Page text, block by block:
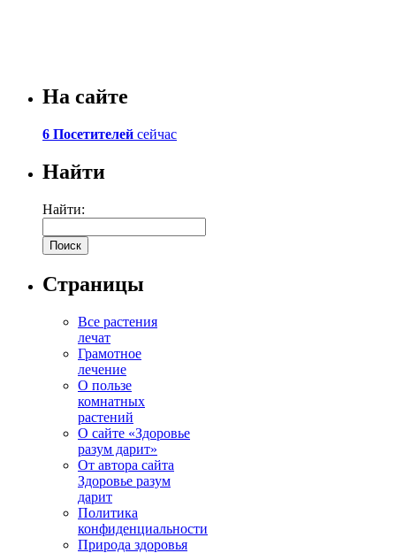
На сайте
6 Посетителей сейчас
Найти
Найти:
Страницы
Все растения
лечат
Грамотное
лечение
О пользе
комнатных
растений
О сайте «Здоровье
разум дарит»
От автора сайта
Здоровье разум
дарит
Политика
конфиденциальности
Природа здоровья